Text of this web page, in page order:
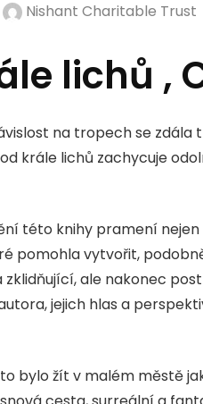
Nishant Charitable Trust
lichů ,
na tropech se
krále lichů zachycuje
této knihy pramení
pomohla vytvořit,
zklidňující, ale nakonec
jejich hlas a
bylo žít v malém městě